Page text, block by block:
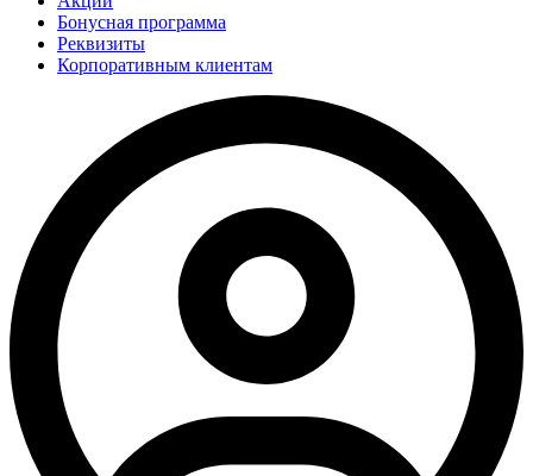
Бонусная программа
Реквизиты
Корпоративным клиентам